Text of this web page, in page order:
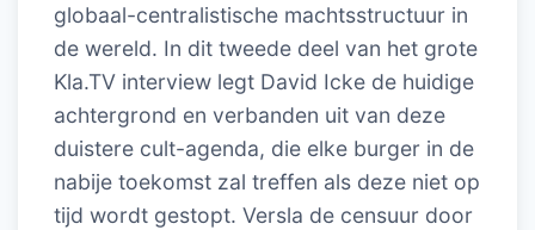
globaal-centralistische machtsstructuur in
de wereld. In dit tweede deel van het grote
Kla.TV interview legt David Icke de huidige
achtergrond en verbanden uit van deze
duistere cult-agenda, die elke burger in de
nabije toekomst zal treffen als deze niet op
tijd wordt gestopt. Versla de censuur door